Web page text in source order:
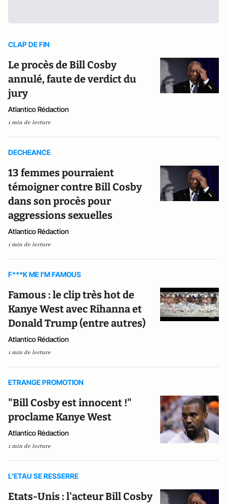
CLAP DE FIN
Le procès de Bill Cosby
annulé, faute de verdict du
jury
Atlantico Rédaction
1 min de lecture
DECHEANCE
13 femmes pourraient
témoigner contre Bill Cosby
dans son procès pour
aggressions sexuelles
Atlantico Rédaction
1 min de lecture
F***K ME I'M FAMOUS
Famous : le clip très hot de
Kanye West avec Rihanna et
Donald Trump (entre autres)
Atlantico Rédaction
1 min de lecture
ETRANGE PROMOTION
"Bill Cosby est innocent !"
proclame Kanye West
Atlantico Rédaction
1 min de lecture
L'ETAU SE RESSERRE
Etats-Unis : l'acteur Bill Cosby